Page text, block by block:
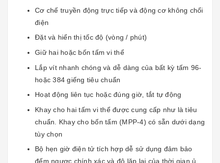
Cơ chế truyền động trực tiếp và động cơ không chổi
điện
Đặt và hiển thị tốc độ (vòng / phút)
Giữ hai hoặc bốn tấm vi thể
Lắp vít nhanh chóng và dễ dàng của bất kỳ tấm 96-
hoặc 384 giếng tiêu chuẩn
Hoạt động liên tục hoặc đúng giờ, tắt tự động
Khay cho hai tấm vi thể được cung cấp như là tiêu
chuẩn. Khay cho bốn tấm (MPP-4) có sẵn dưới dạng
tùy chọn
Bộ hẹn giờ điện tử tích hợp dễ sử dụng đảm bảo
đếm ngược chính xác và độ lặp lại của thời gian ủ